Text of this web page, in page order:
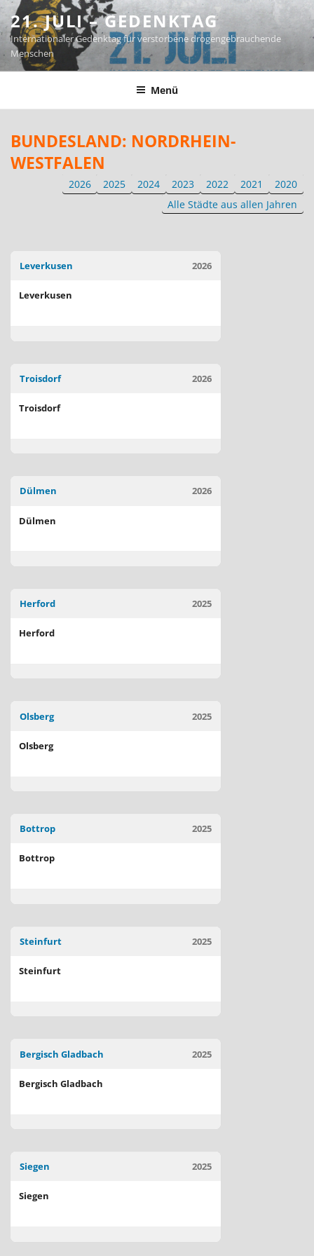
Zum
Inhalt
springen
21. JULI – GEDENKTAG
Internationaler Gedenktag für verstorbene drogengebrauchende
Menschen
Menü
BUNDESLAND: NORDRHEIN-
WESTFALEN
2026 2025 2024 2023 2022 2021
2020
Alle Städte aus allen Jahren
2026
Leverkusen
Leverkusen
2026
Troisdorf
Troisdorf
2026
Dülmen
Dülmen
2025
Herford
Herford
2025
Olsberg
Olsberg
2025
Bottrop
Bottrop
2025
Steinfurt
Steinfurt
2025
Bergisch Gladbach
Bergisch Gladbach
2025
Siegen
Siegen